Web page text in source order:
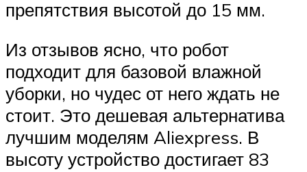
препятствия высотой до 15 мм.
Из отзывов ясно, что робот
подходит для базовой влажной
уборки, но чудес от него ждать не
стоит. Это дешевая альтернатива
лучшим моделям Aliexpress. В
высоту устройство достигает 83